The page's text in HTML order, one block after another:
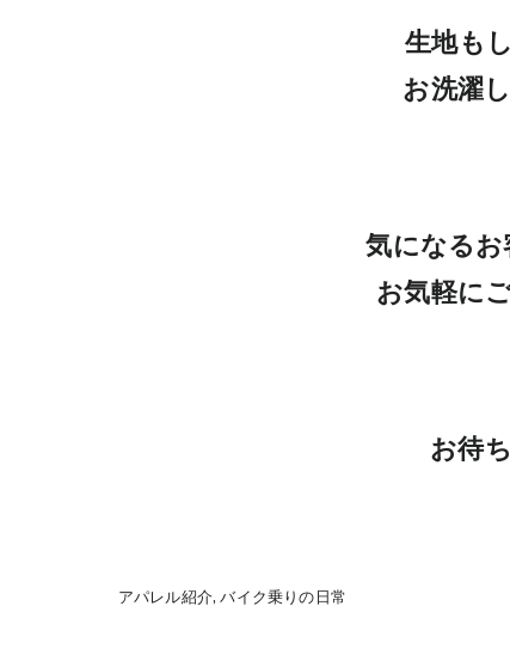
生地も
お洗濯
気になる
お気軽に
お待
アパレル紹介 バイク乗りの日常